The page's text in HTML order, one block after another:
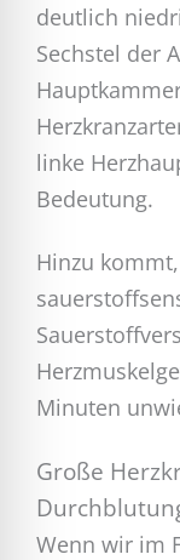
deutlich
Sechstel der
linke
Bedeutung.
Hinzu
Minuten
Große
Wenn wir im